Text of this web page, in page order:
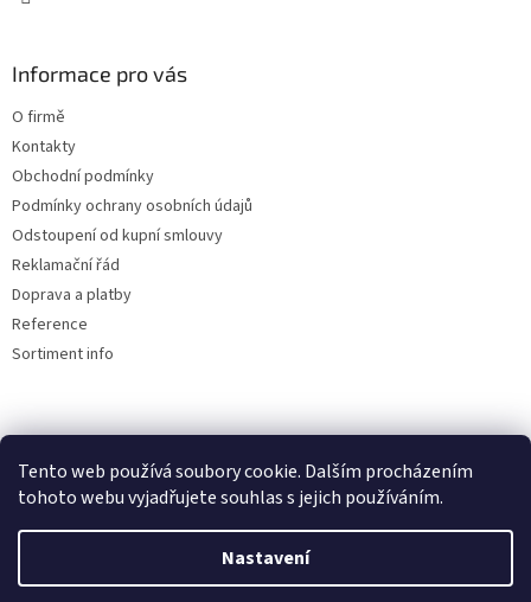
Tento web používá soubory cookie. Dalším procházením
tohoto webu vyjadřujete souhlas s jejich používáním.
Nastavení
🏖️ DOVOLENÁ 6.8.2026 —
kamenná prodejna uzavřena.
Objednávky přijímáme i během
dovolené, expedice a osobní výdej
Informace pro vás
O firmě
Kontakty
Obchodní podmínky
Podmínky ochrany osobních údajů
Odstoupení od kupní smlouvy
Reklamační řád
Doprava a platby
Reference
Sortiment info
Reklamační řád
Vytvořil Shoptet